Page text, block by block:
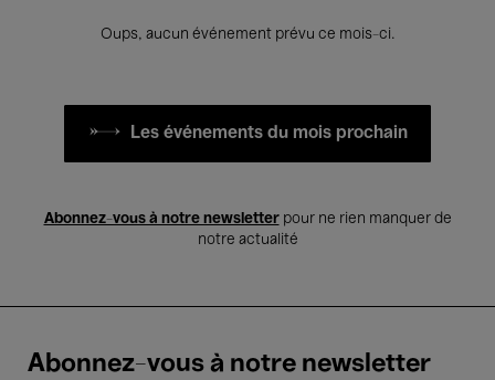
Oups, aucun événement prévu ce mois-ci.
Les événements du mois prochain
Abonnez-vous à notre newsletterpour ne rien manquer de
notre actualité
Abonnez-vous à notre newsletter